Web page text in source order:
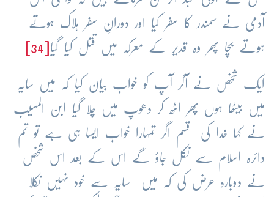
آدمی نے سمندر کا سفر کیا اور دورانِ سفر ہلاک ہوتے
ہوتے بچا پھر وہ قدیر کے معرکہ میں قتل کیا گیا
ایک شخص نے آکر آپ کو خواب بیان کیا کہ میں سایہ
میں بیٹھا ہوں پھر اٹھ کر دھوپ میں چلا گیا-ابن المسیب
نے کہا خدا کی قسم اگر تمہارا خواب ایسا ہی ہے تو تم
دائرہ اسلام سے نکل جاؤ گے اس کے بعد اس شخص
نے دوبارہ عرض کی کہ میں سایہ سے خود نہیں نکلا